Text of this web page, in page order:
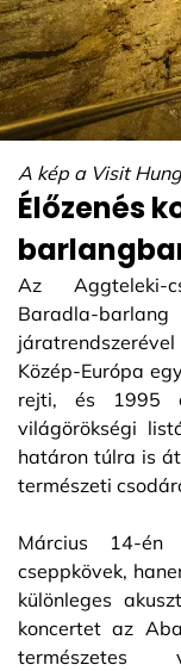
A kép a Visit
Élőzenés
Az Aggteleki-
Baradla-
Közép-Európa
rejti, és 1995
világörökségi
határon túlra is
természeti
Március 14-
cseppkövek,
különleges
koncertet az
természetes